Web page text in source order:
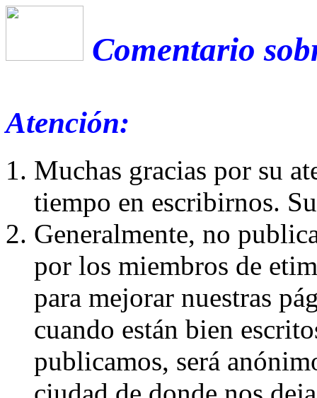
Comentario
Atención:
Muchas gracias por su
tiempo en escribirnos.
Generalmente, no
por los miembros de
para mejorar nuestras
cuando están bien
publicamos, será